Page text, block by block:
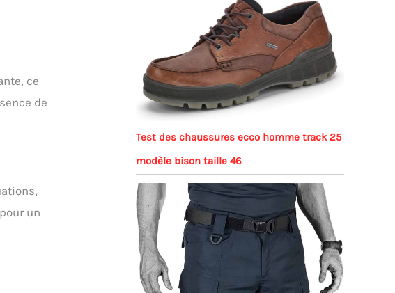
ce
de
un
Test des chaussures ecco homme track 25
modèle bison taille 46